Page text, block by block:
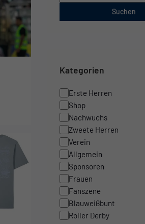
Suchen
Kategorien
Erste Herren
Shop
Nachwuchs
Zweete Herren
Verein
Allgemein
Sponsoren
Frauen
Fanszene
Blauweißbunt
Roller Derby